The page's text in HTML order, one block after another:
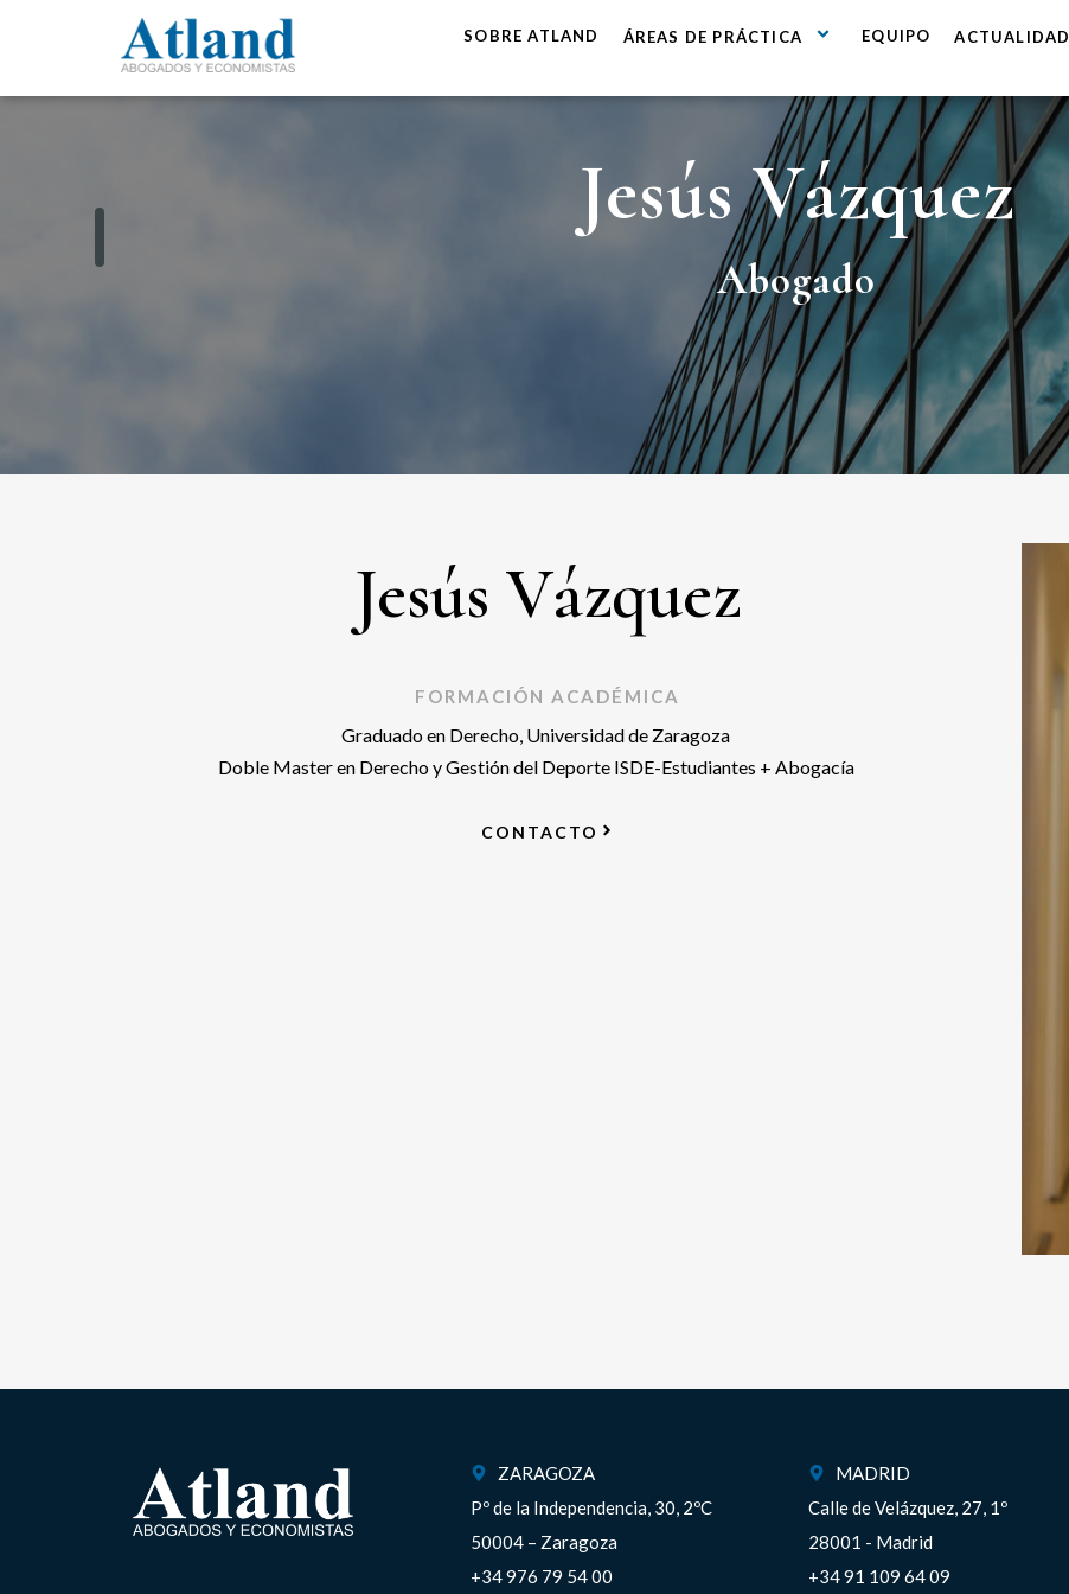
SOBRE ATLAND ÁREAS DE PRÁCTICA EQUIPO ACTUALIDAD
Jesús Vázquez
Abogado
Jesús Vázquez
FORMACIÓN ACADÉMICA
Graduado en Derecho, Universidad de Zaragoza
Doble Master en Derecho y Gestión del Deporte ISDE-Estudiantes + Abogacía
CONTACTO
ZARAGOZA
Pº de la Independencia, 30, 2ºC
50004 – Zaragoza
+34 976 79 54 00
MADRID
Calle de Velázquez, 27, 1º
28001 - Madrid
+34 91 109 64 09